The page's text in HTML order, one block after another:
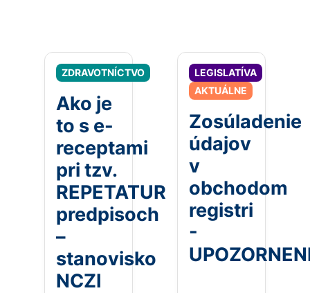
ZDRAVOTNÍCTVO
Ako je
to s e-
receptami
pri tzv.
REPETATUR
predpisoch
–
stanovisko
NCZI
LEGISLATÍVA
AKTUÁLNE
Zosúladenie
údajov
v
obchodom
registri
-